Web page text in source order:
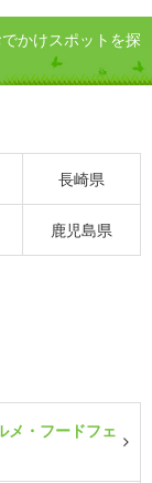
かけスポットを探
長崎県
鹿児島県
メ・フードフェ